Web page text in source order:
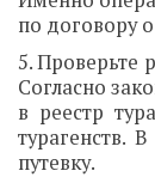
по договору
5. Проверьте
Согласно
в реестр
турагенств.
путевку.